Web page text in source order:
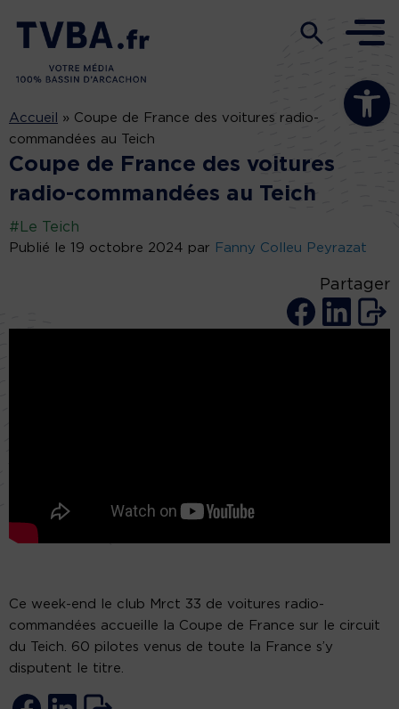
Ouvrir la
Accueil » Coupe de France des voitures radio-
commandées au Teich
Coupe de France des voitures
radio-commandées au Teich
#Le Teich
Publié le 19 octobre 2024 par Fanny Colleu Peyrazat
Partager
Ce week-end le club Mrct 33 de voitures radio-
commandées accueille la Coupe de France sur le circuit
du Teich. 60 pilotes venus de toute la France s’y
disputent le titre.